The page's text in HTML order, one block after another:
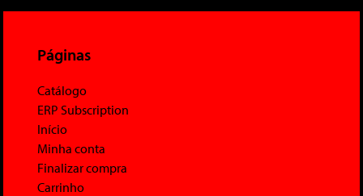
Páginas
Catálogo
ERP Subscription
Início
Minha conta
Finalizar compra
Carrinho